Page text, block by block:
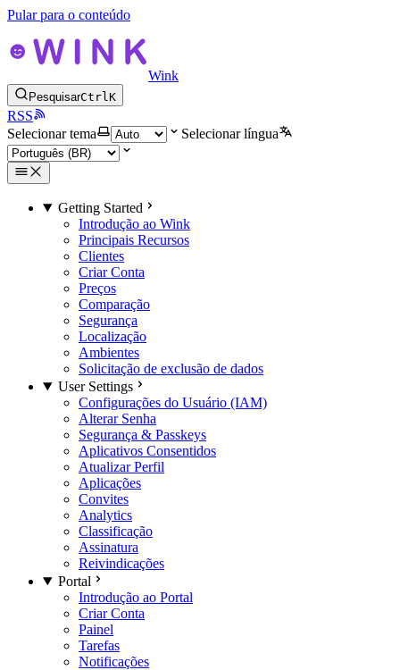
Pular para o conteúdo
Wink
PesquisarCtrlK
RSS
Selecionar tema
Selecionar língua
Getting Started
Introdução ao Wink
Principais Recursos
Clientes
Criar Conta
Preços
Comparação
Segurança
Localização
Ambientes
Solicitação de exclusão de dados
User Settings
Configurações do Usuário (IAM)
Alterar Senha
Segurança & Passkeys
Aplicativos Consentidos
Atualizar Perfil
Aplicações
Convites
Analytics
Classificação
Assinatura
Reivindicações
Portal
Introdução ao Portal
Criar Conta
Painel
Tarefas
Notificações